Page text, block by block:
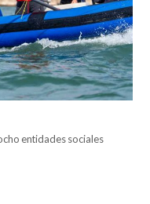
entidades sociales